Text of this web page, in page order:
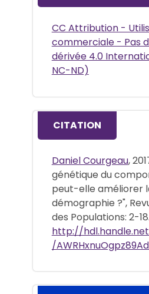
CC Attribution -
commerciale - Pas
dérivée 4.0
NC-ND)
CITATION
Daniel Courgeau,
génétique du
peut-elle améliorer
démographie ?",
des Populations: 2-18.
http://
/